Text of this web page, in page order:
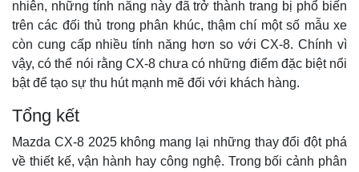
Thể thao
Bóng đá
Lịch thi đấu bóng đá
eSports
Hậu trường
Ô
Ô
nhiên, những tính năng này đã trở thành trang bị phổ biến
trên các đối thủ trong phân khúc, thậm chí một số mẫu xe
còn cung cấp nhiều tính năng hơn so với CX-8. Chính vì
vậy, có thể nói rằng CX-8 chưa có những điểm đặc biệt nổi
bật để tạo sự thu hút mạnh mẽ đối với khách hàng.
Tổng kết
Mazda CX-8 2025 không mang lại những thay đổi đột phá
về thiết kế, vận hành hay công nghệ. Trong bối cảnh phân